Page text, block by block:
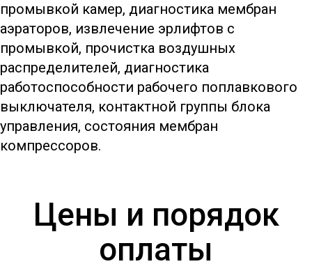
промывкой камер, диагностика мембран
аэраторов, извлечение эрлифтов с
промывкой, прочистка воздушных
распределителей, диагностика
работоспособности рабочего поплавкового
выключателя, контактной группы блока
управления, состояния мембран
компрессоров.
Цены и порядок
оплаты